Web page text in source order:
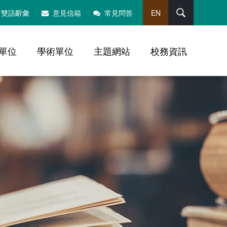
雙語辭彙 意見信箱 常見問答 EN
位 學術單位 主題網站 校務資訊